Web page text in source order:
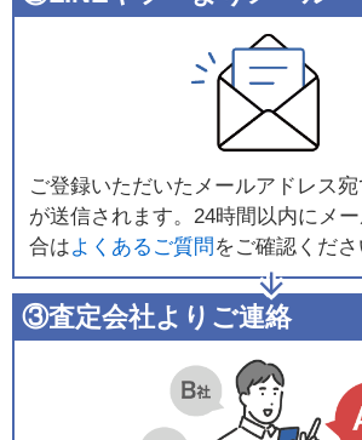
ご登録いただいたメールアドレス
が送信されます。24時間以内にメ
合はよくあるご質問 をご確認くださ
③査定会社よりご連絡